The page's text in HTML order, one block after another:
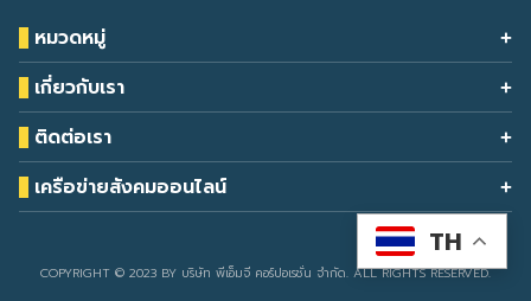
หมวดหมู่
Health & Wellness
Eco Icon
ESG Data
Climate Change
ESG Report
เกี่ยวกับเรา
Our Services
About Us
Contact Us
ติดต่อเรา
โทรศัพท์: 090-549-2524
เครือข่ายสังคมออนไลน์
COPYRIGHT © 2023 BY บริษัท พีเอ็มจี คอร์ปอเรชั่น จำกัด. ALL RIGHTS RESERVED.
TH
Developed bysarunyacrop